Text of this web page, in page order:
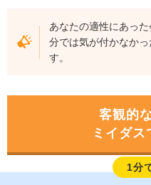
あなたの適性にあっ
分では気が付かなか
す。
客観的
ミイダス
1分